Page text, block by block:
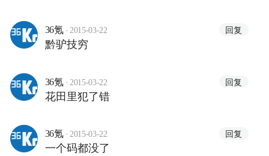
36氪 · 2015-03-22 回复
黔驴技穷
36氪 · 2015-03-22 回复
花田里犯了错
36氪 · 2015-03-22 回复
一个码都没了